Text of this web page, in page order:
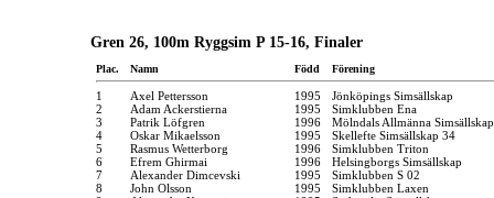
Gren 26, 100m Ryggsim P 15-16, Finaler
Plac. Namn Född Förening
1 Axel Pettersson 1995
Jönköpings Simsällskap
2
Adam Ackerstierna 1995
Simklubben Ena
3
Patrik Löfgren 1996
Mölndals Allmänna Simsällskap
4
Oskar Mikaelsson 1995
Skellefte Simsällskap 34
5
Rasmus Wetterborg 1996
Simklubben Triton
6
Efrem Ghirmai 1996
Helsingborgs Simsällskap
7
Alexander Dimcevski 1995
Simklubben S 02
8
John Olsson 1995
Simklubben Laxen